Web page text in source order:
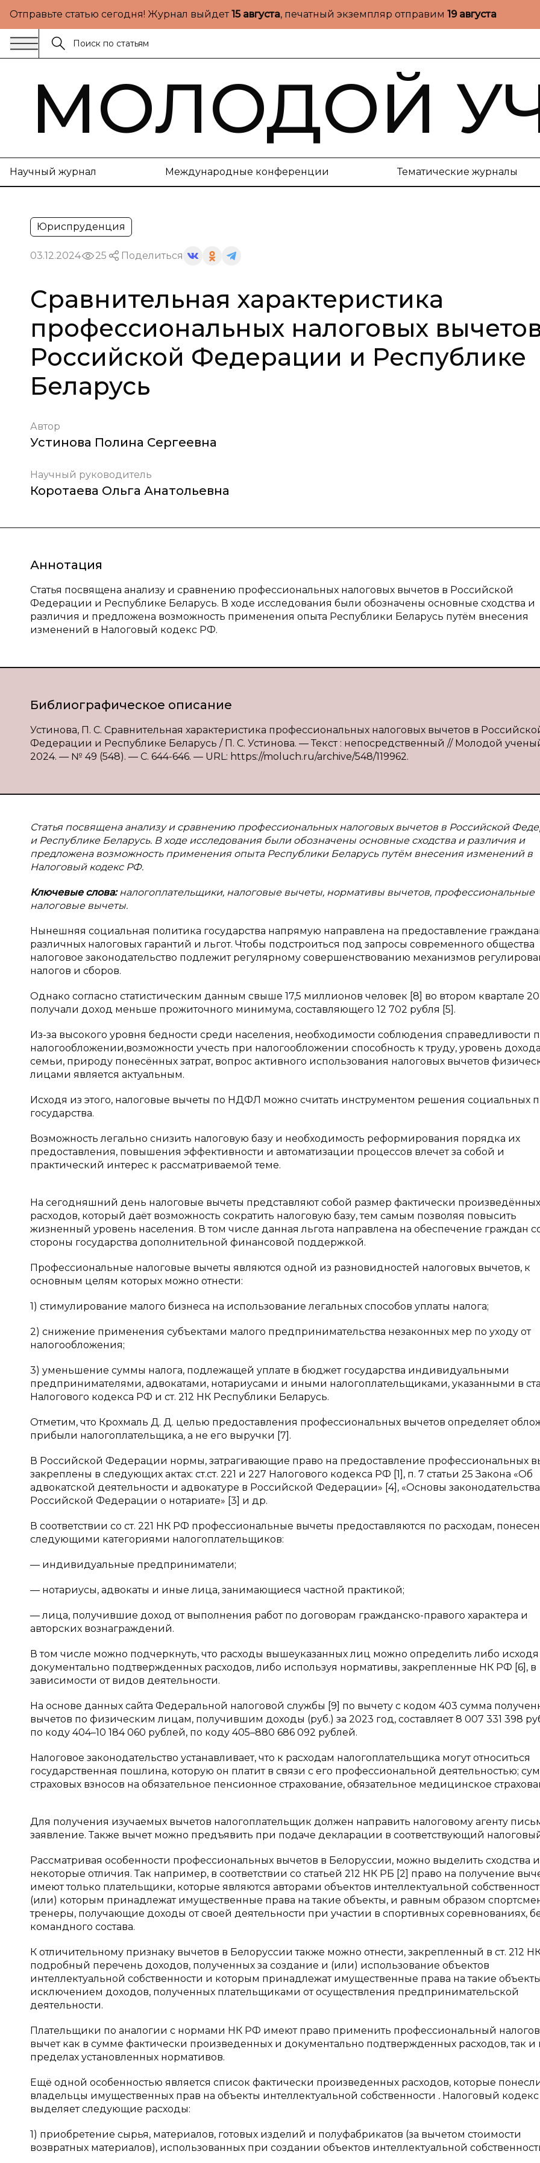
Отправьте статью сегодня! Журнал выйдет15 августа, печатный экземпляр отправим 19 августа
МОЛОДОЙ
Научный журнал Международные конференции Тематические журналы
Юриспруденция
03.12.2024 25 Поделиться
Сравнительная характеристика
профессиональных налоговых
Российской Федерации и Республике
Беларусь
Автор
Устинова Полина Сергеевна
Научный руководитель
Коротаева Ольга Анатольевна
Аннотация
Статья посвящена анализу и сравнению профессиональных налоговых вычетов в Российской
Федерации и Республике Беларусь. В ходе исследования были обозначены основные сходства и
различия и предложена возможность применения опыта Республики Беларусь путём внесения
изменений в Налоговый кодекс РФ.
Библиографическое описание
Устинова, П. С. Сравнительная характеристика профессиональных налоговых вычетов в
Федерации и Республике Беларусь / П. С. Устинова. — Текст : непосредственный // Молодой
2024. — № 49 (548). — С. 644-646. — URL: https://moluch.ru/archive/548/119962.
Статья посвящена анализу и сравнению профессиональных налоговых вычетов в Российской
и Республике Беларусь. В ходе исследования были обозначены основные сходства и различия и
предложена возможность применения опыта Республики Беларусь путём внесения изменений в
Налоговый кодекс РФ.
Ключевые слова:налогоплательщики, налоговые вычеты, нормативы вычетов, профессиональные
налоговые вычеты.
Нынешняя социальная политика государства напрямую направлена на предоставление
различных налоговых гарантий и льгот. Чтобы подстроиться под запросы современного общества
налоговое законодательство подлежит регулярному совершенствованию механизмов
налогов и сборов.
Однако согласно статистическим данным свыше 17,5 миллионов человек [8] во втором квартале
получали доход меньше прожиточного минимума, составляющего 12 702 рубля [5].
Из-за высокого уровня бедности среди населения, необходимости соблюдения справедливости
налогообложении,возможности учесть при налогообложении способность к труду, уровень
семьи, природу понесённых затрат, вопрос активного использования налоговых вычетов
лицами является актуальным.
Исходя из этого, налоговые вычеты по НДФЛ можно считать инструментом решения социальных
государства.
Возможность легально снизить налоговую базу и необходимость реформирования порядка их
предоставления, повышения эффективности и автоматизации процессов влечет за собой и
практический интерес к рассматриваемой теме.
На сегодняшний день налоговые вычеты представляют собой размер фактически произведённых
расходов, который даёт возможность сократить налоговую базу, тем самым позволяя повысить
жизненный уровень населения. В том числе данная льгота направлена на обеспечение граждан
стороны государства дополнительной финансовой поддержкой.
Профессиональные налоговые вычеты являются одной из разновидностей налоговых вычетов, к
основным целям которых можно отнести:
1) стимулирование малого бизнеса на использование легальных способов уплаты налога;
2) снижение применения субъектами малого предпринимательства незаконных мер по уходу от
налогообложения;
3) уменьшение суммы налога, подлежащей уплате в бюджет государства индивидуальными
предпринимателями, адвокатами, нотариусами и иными налогоплательщиками, указанными в
Налогового кодекса РФ и ст. 212 НК Республики Беларусь.
Отметим, что Крохмаль Д. Д. целью предоставления профессиональных вычетов определяет
прибыли налогоплательщика, а не его выручки [7].
В Российской Федерации нормы, затрагивающие право на предоставление профессиональных
закреплены в следующих актах: ст.ст. 221 и 227 Налогового кодекса РФ [1], п. 7 статьи 25 Закона «Об
адвокатской деятельности и адвокатуре в Российской Федерации» [4], «Основы законодательства
Российской Федерации о нотариате» [3] и др.
В соответствии со ст. 221 НК РФ профессиональные вычеты предоставляются по расходам,
следующими категориями налогоплательщиков:
— индивидуальные предприниматели;
— нотариусы, адвокаты и иные лица, занимающиеся частной практикой;
— лица, получившие доход от выполнения работ по договорам гражданско-правого характера и
авторских вознаграждений.
В том числе можно подчеркнуть, что расходы вышеуказанных лиц можно определить либо исходя
документально подтвержденных расходов, либо используя нормативы, закрепленные НК РФ [6], в
зависимости от видов деятельности.
На основе данных сайта Федеральной налоговой службы [9] по вычету с кодом 403 сумма
вычетов по физическим лицам, получившим доходы (руб.) за 2023 год, составляет 8 007 331 398
по коду 404–10 184 060 рублей, по коду 405–880 686 092 рублей.
Налоговое законодательство устанавливает, что к расходам налогоплательщика могут относиться
государственная пошлина, которую он платит в связи с его профессиональной деятельностью;
страховых взносов на обязательное пенсионное страхование, обязательное медицинское
Для получения изучаемых вычетов налогоплательщик должен направить налоговому агенту
заявление. Также вычет можно предъявить при подаче декларации в соответствующий
Рассматривая особенности профессиональных вычетов в Белоруссии, можно выделить сходства и
некоторые отличия. Так например, в соответствии со статьей 212 НК РБ [2] право на получение
имеют только плательщики, которые являются авторами объектов интеллектуальной
(или) которым принадлежат имущественные права на такие объекты, и равным образом
тренеры, получающие доходы от своей деятельности при участии в спортивных соревнованиях,
командного состава.
К отличительному признаку вычетов в Белоруссии также можно отнести, закрепленный в ст. 212
подробный перечень доходов, полученных за создание и (или) использование объектов
интеллектуальной собственности и которым принадлежат имущественные права на такие
исключением доходов, полученных плательщиками от осуществления предпринимательской
деятельности.
Плательщики по аналогии с нормами НК РФ имеют право применить профессиональный
вычет как в сумме фактически произведенных и документально подтвержденных расходов, так и
пределах установленных нормативов.
Ещё одной особенностью является список фактически произведенных расходов, которые
владельцы имущественных прав на объекты интеллектуальной собственности . Налоговый кодекс
выделяет следующие расходы:
1) приобретение сырья, материалов, готовых изделий и полуфабрикатов (за вычетом стоимости
возвратных материалов), использованных при создании объектов интеллектуальной